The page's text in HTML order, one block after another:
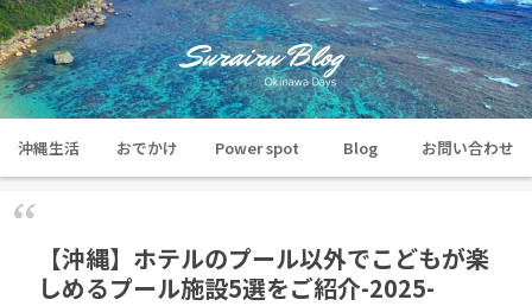
沖縄生活 おでかけ Power spot Blog お問い合わせ
【沖縄】ホテルのプール以外でこどもが楽
しめるプール施設5選をご紹介-2025-